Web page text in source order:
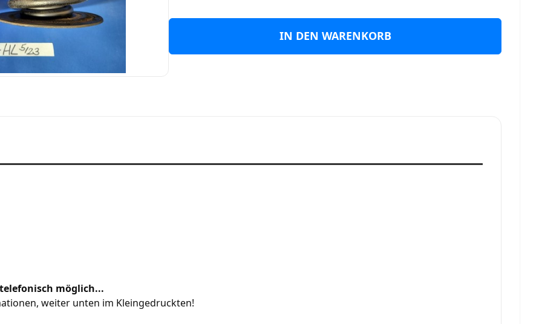
IN DEN WARENKORB
möglich...
weiter unten im Kleingedruckten!